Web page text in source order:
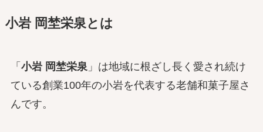
小岩 岡埜栄泉とは
「 小岩 岡埜栄泉」は地域に根ざし長く愛され続け
ている創業100年の小岩を代表する老舗和菓子屋さ
んです。